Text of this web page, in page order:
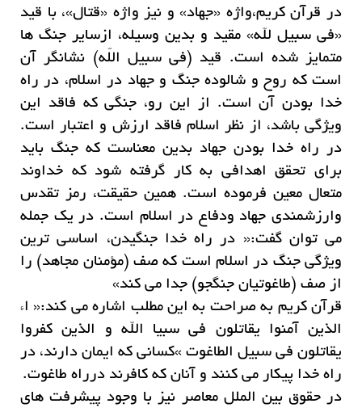
در قرآن کریم،واژه «جهاد» و نیز واژه «قتال»، با قید
«فی سبیل لله» مقید و بدین وسیله، ازسایر جنگ ها
متمایز شده است. قید (فى سبیل اللّه) نشانگر آن
است که روح و شالوده جنگ و جهاد در اسلام، در راه
خدا بودن آن است. از این رو، جنگى که فاقد این
ویژگى باشد، از نظر اسلام فاقد ارزش و اعتبار است.
در راه خدا بودن جهاد بدین معناست که جنگ باید
براى تحقق اهدافى به کار گرفته شود که خداوند
متعال معین فرموده است. همین حقیقت، رمز تقدس
وارزشمندى جهاد ودفاع در اسلام است. در یک جمله
مى توان گفت:« در راه خدا جنگیدن، اساسى ترین
ویژگى جنگ در اسلام است که صف (مؤمنان مجاهد) را
از صف (طاغوتیان جنگجو) جدا مى کند»
قرآن کریم به صراحت به این مطلب اشاره مى کند:« اء
الذین آمنوا یقاتلون فی سبیا الله و الذین کفروا
یقاتلون فى سبیل الطاغوت »کسانی که ایمان دارند، در
راه خدا پیکار مى کنند و آنان که کافرند درراه طاغوت.
در حقوق بین الملل معاصر نیز با وجود پیشرفت های